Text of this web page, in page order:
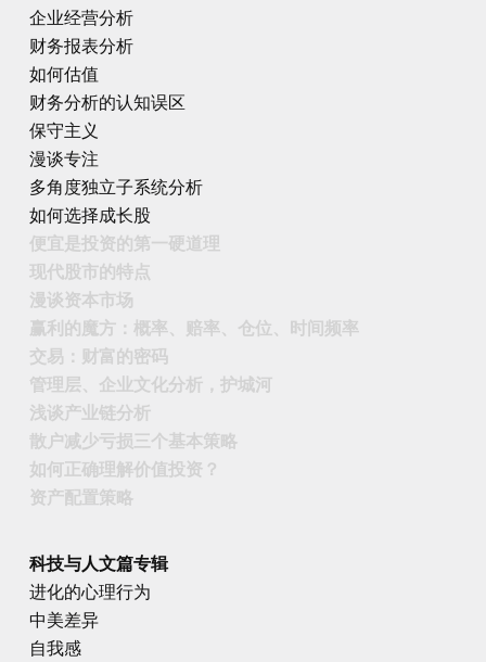
企业经营分析
财务报表分析
如何估值
财务分析的认知误区
保守主义
漫谈专注
多角度独立子系统分析
如何选择成长股
便宜是投资的第一硬道理
现代股市的特点
漫谈资本市场
赢利的魔方：概率、赔率、仓位、时间频率
交易：财富的密码
管理层、企业文化分析，护城河
浅谈产业链分析
散户减少亏损三个基本策略
如何正确理解价值投资？
资产配置策略
科技与人文篇专辑
进化的心理行为
中美差异
自我感